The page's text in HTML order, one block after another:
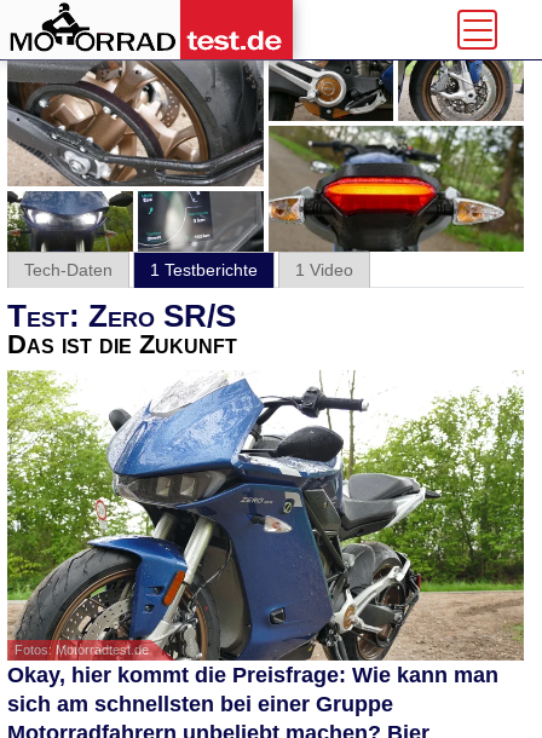
Tech-Daten 1 Testberichte 1 Video
Test: Zero SR/S
Das ist die Zukunft
Fotos: Motorradtest.de
Okay, hier kommt die Preisfrage: Wie kann man
sich am schnellsten bei einer Gruppe